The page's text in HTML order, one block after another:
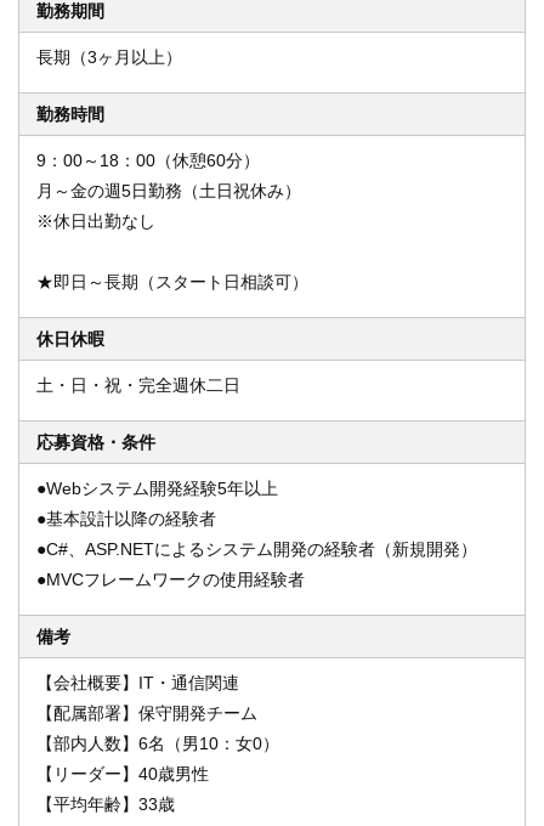
勤務期間
長期（3ヶ月以上）
勤務時間
9：00～18：00（休憩60分）
月～金の週5日勤務（土日祝休み）
※休日出勤なし
★即日～長期（スタート日相談可）
休日休暇
土・日・祝・完全週休二日
応募資格・条件
●Webシステム開発経験5年以上
●基本設計以降の経験者
●C#、ASP.NETによるシステム開発の経験者（新規開発）
●MVCフレームワークの使用経験者
備考
【会社概要】IT・通信関連
【配属部署】保守開発チーム
【部内人数】6名（男10：女0）
【リーダー】40歳男性
【平均年齢】33歳